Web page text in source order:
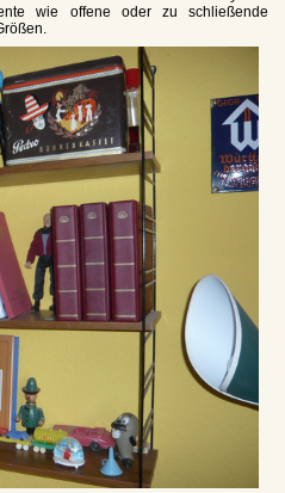
wie offene oder zu schließende